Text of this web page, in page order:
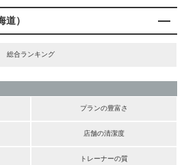
）
総合ランキング
プランの豊富さ
店舗の清潔度
トレーナーの質